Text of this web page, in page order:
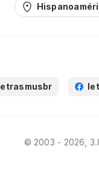
© 2003 - 2026,